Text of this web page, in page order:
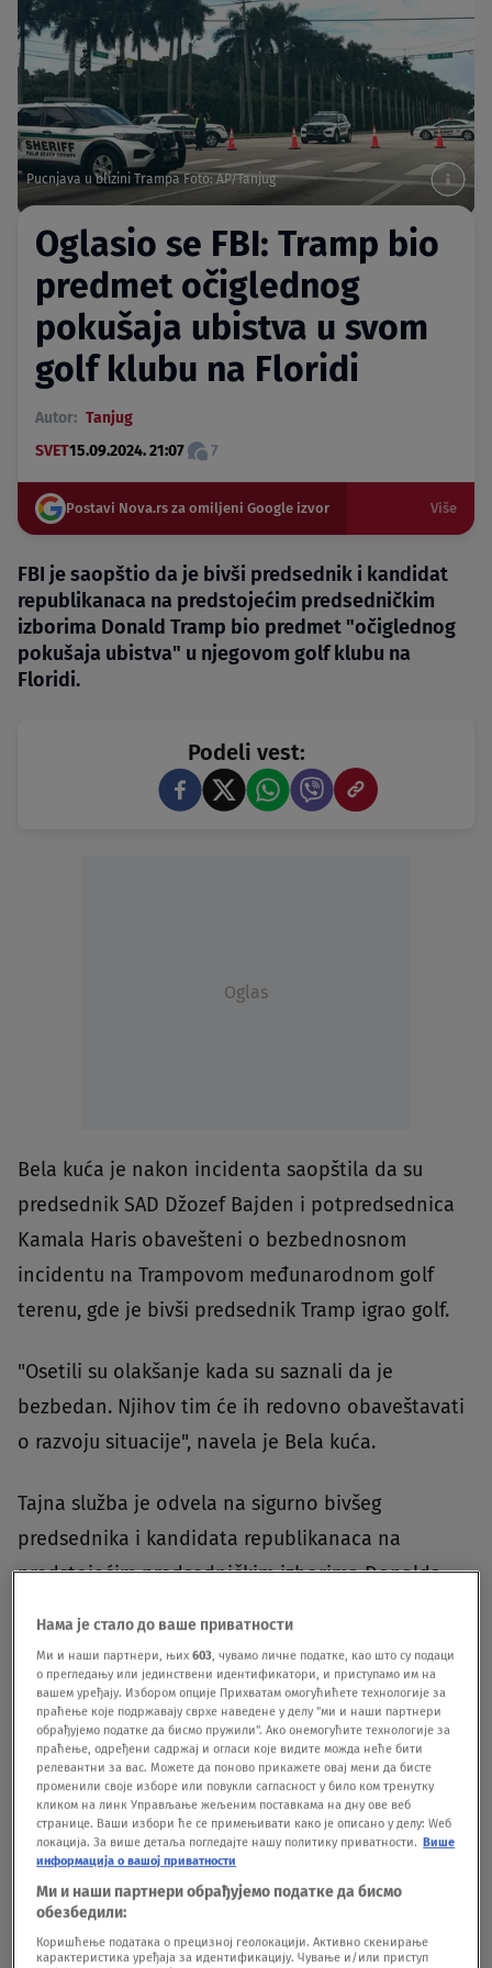
Pucnjava u blizini Trampa Foto: AP/Tanjug
Oglasio se FBI: Tramp bio
predmet očiglednog
pokušaja ubistva u svom
golf klubu na Floridi
Autor: Tanjug
SVET15.09.2024. 21:07 7
Postavi Nova.rs za omiljeni Google izvor Više
FBI je saopštio da je bivši predsednik i kandidat
republikanaca na predstojećim predsedničkim
izborima Donald Tramp bio predmet "očiglednog
pokušaja ubistva" u njegovom golf klubu na
Floridi.
Podeli vest:
Oglas
Bela kuća je nakon incidenta saopštila da su
predsednik SAD Džozef Bajden i potpredsednica
Kamala Haris obavešteni o bezbednosnom
incidentu na Trampovom međunarodnom golf
terenu, gde je bivši predsednik Tramp igrao golf.
"Osetili su olakšanje kada su saznali da je
bezbedan. Njihov tim će ih redovno obaveštavati
o razvoju situacije", navela je Bela kuća.
Tajna služba je odvela na sigurno bivšeg
predsednika i kandidata republikanaca na
predstojećim predsedničkim izborima Donalda
bio pištolj dok je bivši predsednik bio na golf
terenu, naveli su izvori iz policije, preneo je
Njujork post.
Pucnjava se dogodila oko dva meseca nakon što
je Tomas Metju Kruks izveo atentat na Trampa na
skupu u Batleru, u Pensilvaniji 13. jula, kada mu je
naneo povredu uha.
Нама је стало до ваше приватности
Ми и наши партнери, њих603, чувамо личне податке, као што су подаци
о прегледању или јединствени идентификатори, и приступамо им на
вашем уређају. Избором опције Прихватам омогућићете технологије за
праћење које подржавају сврхе наведене у делу "ми и наши партнери
обрађујемо податке да бисмо пружили". Ако онемогућите технологије за
праћење, одређени садржај и огласи које видите можда неће бити
релевантни за вас. Можете да поново прикажете овај мени да бисте
променили своје изборе или повукли сагласност у било ком тренутку
кликом на линк Управљање жељеним поставкама на дну ове веб
странице. Ваши избори ће се примењивати како је описано у делу: Wеб
локација. За више детаља погледајте нашу политику приватности. Више
информација о вашој приватности
Ми и наши партнери обрађујемо податке да бисмо
обезбедили:
Коришћење података о прецизној геолокацији. Активно скенирање
карактеристика уређаја за идентификацију. Чување и/или приступ